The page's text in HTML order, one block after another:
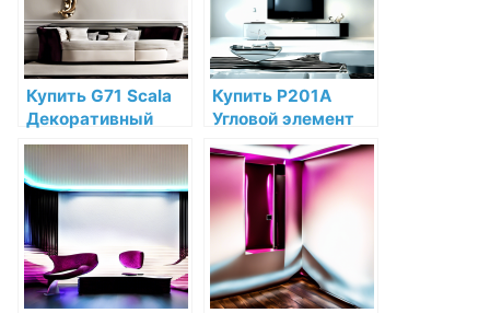
низкой цене в
интернет-
магазине
магазине
Купить G71 Scala
Декоративный
элемент виньетка
Orac Decor
Полиуретан по
низкой цене в
интернет-
магазине
Купить P201A
Угловой элемент
Orac Decor
Полиуретан по
низкой цене в
интернет-
магазине